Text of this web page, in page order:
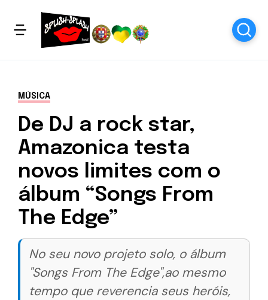
MÚSICA
De DJ a rock star,
Amazonica testa
novos limites com o
álbum “Songs From
The Edge”
No seu novo projeto solo, o álbum
"Songs From The Edge",ao mesmo
tempo que reverencia seus heróis,